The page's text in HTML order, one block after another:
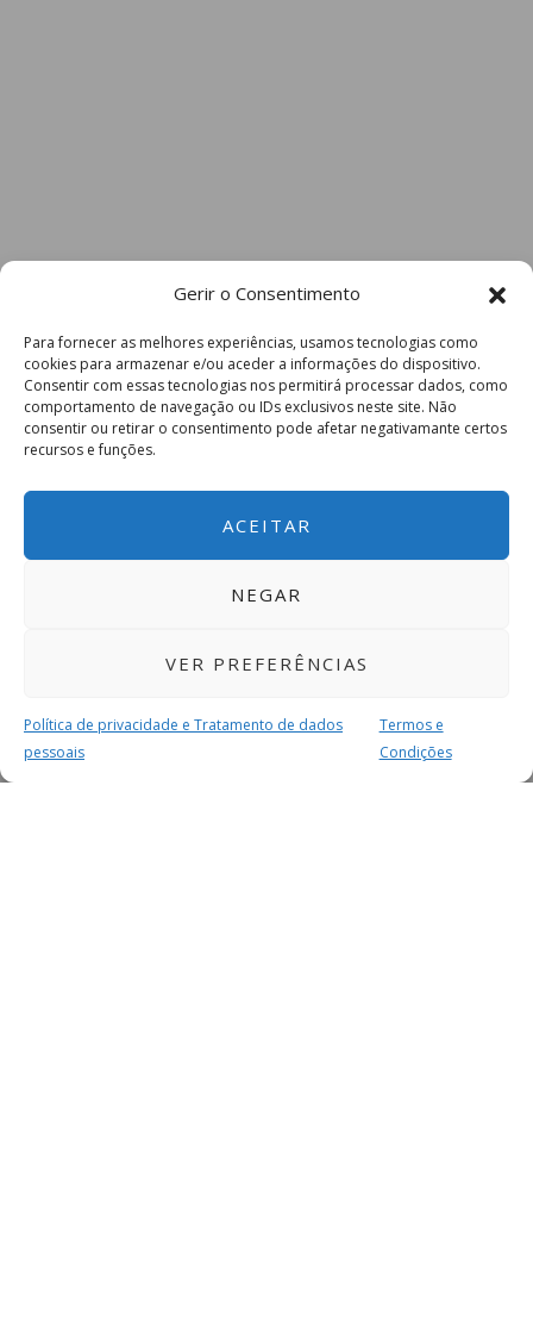
Gerir o Consentimento
Para fornecer as melhores experiências, usamos tecnologias como
cookies para armazenar e/ou aceder a informações do dispositivo.
Consentir com essas tecnologias nos permitirá processar dados, como
comportamento de navegação ou IDs exclusivos neste site. Não
consentir ou retirar o consentimento pode afetar negativamante certos
recursos e funções.
ACEITAR
NEGAR
VER PREFERÊNCIAS
Política de privacidade e Tratamento de dados
pessoais
Termos e
Condições